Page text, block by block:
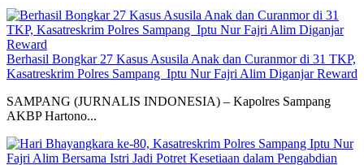
Berhasil Bongkar 27 Kasus Asusila Anak dan Curanmor di 31 TKP,
Kasatreskrim Polres Sampang Iptu Nur Fajri Alim Diganjar Reward
SAMPANG (JURNALIS INDONESIA) – Kapolres Sampang
AKBP Hartono...